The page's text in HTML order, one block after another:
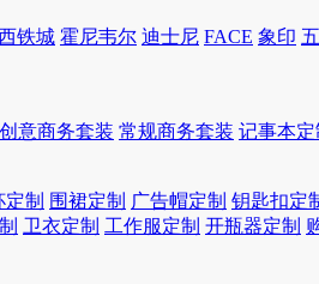
铁城 霍尼韦尔 迪士尼 FACE 象印
创意商务套装 常规商务套装 记事本定
制 围裙定制 广告帽定制 钥匙扣定
卫衣定制 工作服定制 开瓶器定制